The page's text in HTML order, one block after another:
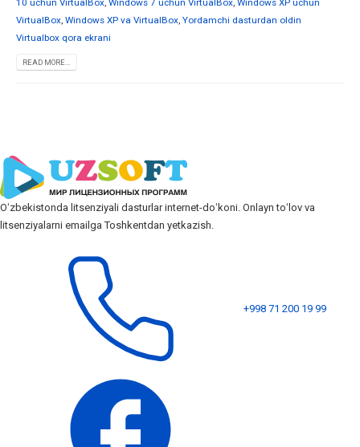
10 uchun VirtualBox, Windows 7 uchun VirtualBox, Windows XP uchun
VirtualBox, Windows XP va VirtualBox, Yordamchi dasturdan oldin
Virtualbox qora ekrani
READ MORE...
Oʻzbekistonda litsenziyali dasturlar internet-doʻkoni. Onlayn toʻlov va
litsenziyalarni emailga Toshkentdan yetkazish.
+998 71 200 19 99